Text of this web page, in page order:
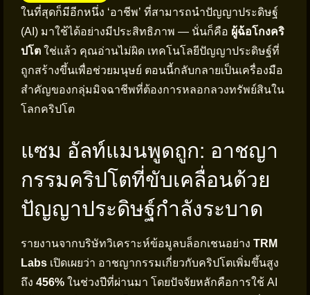
ในที่สุดก็มีอีกหนึ่ง ‘อาชีพ’ ที่สามารถนำปัญญาประดิษฐ์
(AI) มาใช้ได้อย่างมีประสิทธิภาพ — นั่นก็คือ ผู้ฉ้อโกงคริ
ปโต ใช่แล้ว คุณอ่านไม่ผิด เทคโนโลยีปัญญาประดิษฐ์ที่
ถูกสร้างขึ้นเพื่อช่วยมนุษย์ ตอนนี้กลับกลายเป็นเครื่องมือ
สำคัญของกลุ่มมิจฉาชีพที่ต้องการหลอกลวงทรัพย์สินใน
โลกคริปโต
แซม อัลท์แมนพูดถูก: อาชญา
กรรมคริปโตที่ขับเคลื่อนด้วย
ปัญญาประดิษฐ์กำลังระบาด
รายงานจากบริษัทวิเคราะห์ข้อมูลบล็อกเชนอย่าง TRM
Labs เปิดเผยว่า อาชญากรรมเกี่ยวกับคริปโตเพิ่มขึ้นสูง
ถึง 456% ในช่วงปีที่ผ่านมา โดยปัจจัยหลักคือการใช้ AI